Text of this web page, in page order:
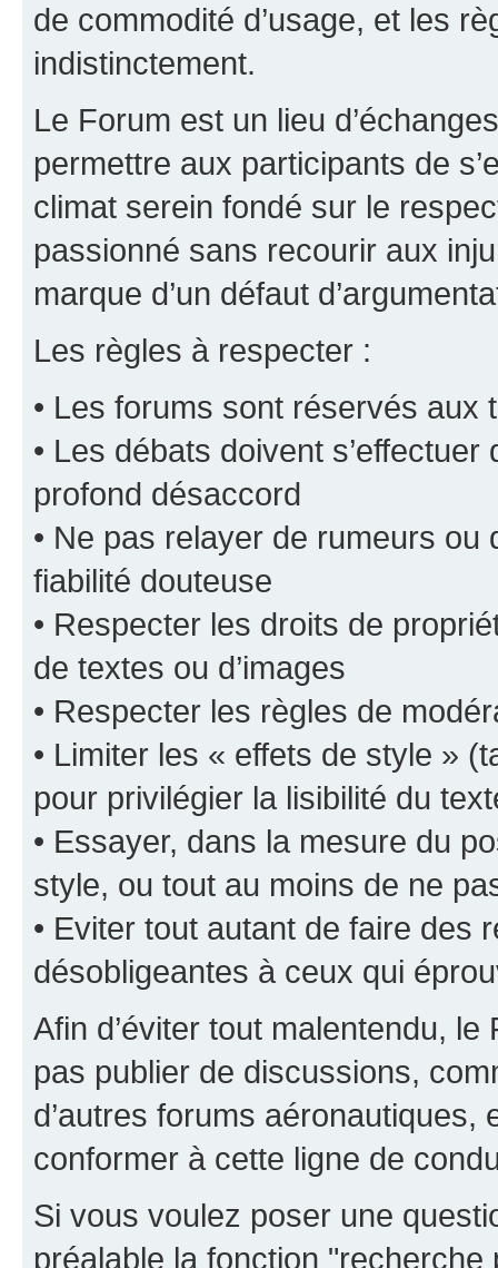
de commodité d’usage, et les
indistinctement.
Le Forum est un lieu
permettre aux participants de
climat serein fondé sur le
passionné sans recourir aux
marque d’un défaut
Les règles à respecter :
• Les forums sont réservés aux
• Les débats doivent
profond désaccord
• Ne pas relayer de rumeurs ou
fiabilité douteuse
• Respecter les droits de
de textes ou d’images
• Respecter les règles de
• Limiter les « effets de style »
pour privilégier la lisibilité du
• Essayer, dans la mesure du
style, ou tout au moins de ne
• Eviter tout autant de faire des
désobligeantes à ceux qui
Afin d’éviter tout malentendu,
pas publier de discussions,
d’autres forums
conformer à cette ligne de
Si vous voulez poser une
préalable la fonction